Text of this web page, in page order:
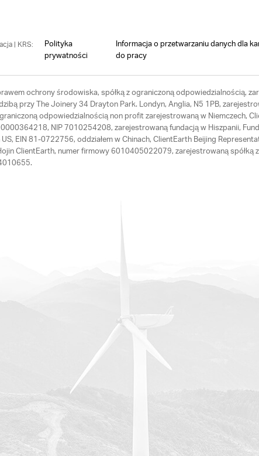
| KRS:
Polityka
prywatności
Informacja o przetwarzaniu danych dla
do pracy
ochrony środowiska, spółką z ograniczoną odpowiedzialnością,
przy The Joinery 34 Drayton Park. Londyn, Anglia, N5 1PB,
odpowiedzialnością non profit zarejestrowaną w Niemczech,
0000364218, NIP 7010254208, zarejestrowaną fundacją w Hiszpanii,
EIN 81-0722756, oddziałem w Chinach, ClientEarth Beijing
ClientEarth, numer firmowy 6010405022079, zarejestrowaną spółką